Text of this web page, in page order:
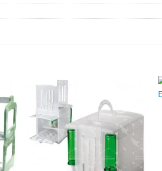
la
de
Añadir
lista de